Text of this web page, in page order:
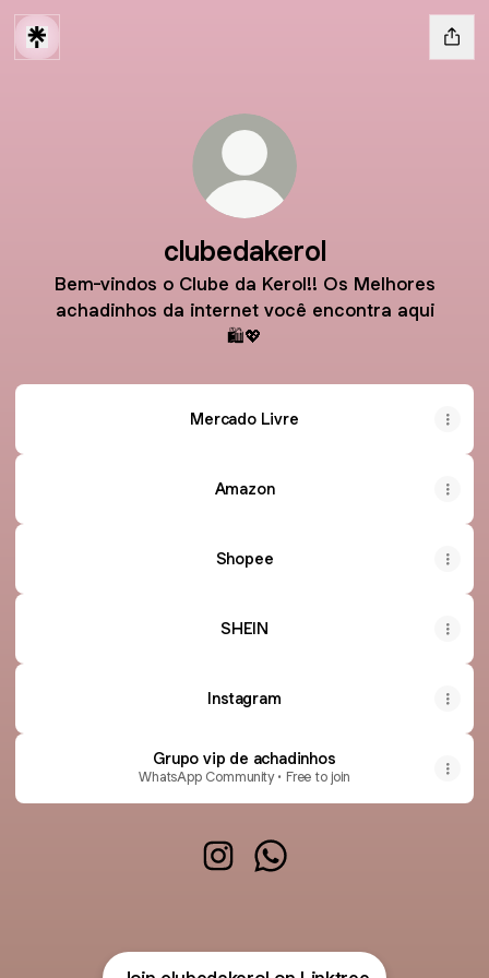
clubedakerol
Bem-vindos o Clube da Kerol!! Os Melhores
achadinhos da internet você encontra aqui
🛍️💖
Mercado Livre
Amazon
Shopee
SHEIN
Instagram
Grupo vip de achadinhos
WhatsApp Community • Free to join